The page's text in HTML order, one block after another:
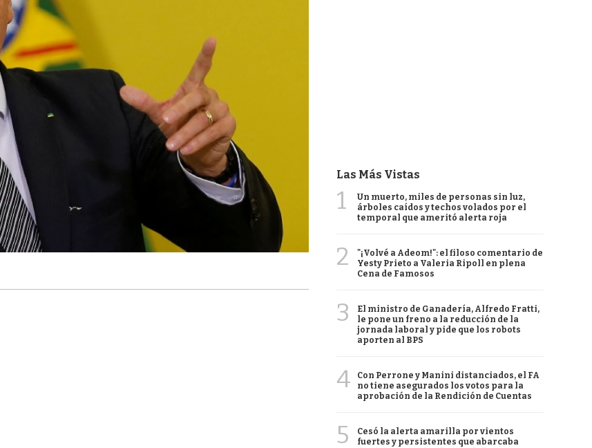
Las Más Vistas
1
Un muerto, miles de personas sin luz,
árboles caídos y techos volados por el
temporal que ameritó alerta roja
2
"¡Volvé a Adeom!": el filoso comentario de
Yesty Prieto a Valeria Ripoll en plena
Cena de Famosos
3
El ministro de Ganadería, Alfredo Fratti,
le pone un freno a la reducción de la
jornada laboral y pide que los robots
aporten al BPS
4
Con Perrone y Manini distanciados, el FA
no tiene asegurados los votos para la
aprobación de la Rendición de Cuentas
5
Cesó la alerta amarilla por vientos
fuertes y persistentes que abarcaba